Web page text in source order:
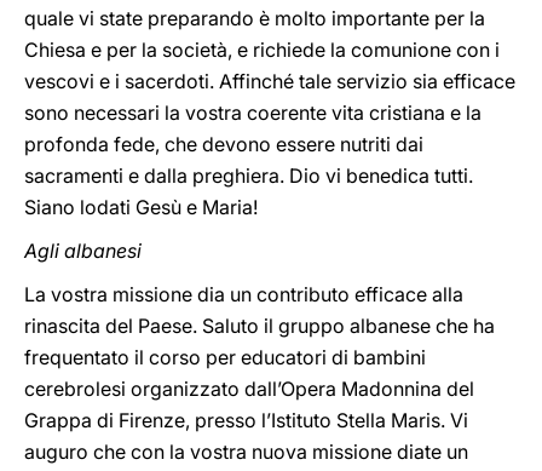
quale vi state preparando è molto importante per la
Chiesa e per la società, e richiede la comunione con i
vescovi e i sacerdoti. Affinché tale servizio sia efficace
sono necessari la vostra coerente vita cristiana e la
profonda fede, che devono essere nutriti dai
sacramenti e dalla preghiera. Dio vi benedica tutti.
Siano lodati Gesù e Maria!
Agli albanesi
La vostra missione dia un contributo efficace alla
rinascita del Paese. Saluto il gruppo albanese che ha
frequentato il corso per educatori di bambini
cerebrolesi organizzato dall’Opera Madonnina del
Grappa di Firenze, presso l’Istituto Stella Maris. Vi
auguro che con la vostra nuova missione diate un